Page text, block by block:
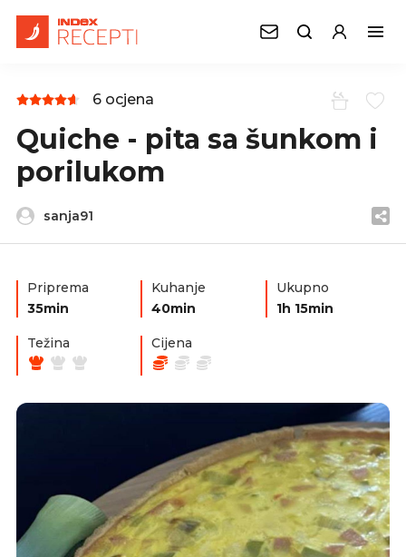
6 ocjena
Quiche - pita sa šunkom i
porilukom
sanja91
Priprema
35min
Kuhanje
40min
Ukupno
1h 15min
Težina Cijena